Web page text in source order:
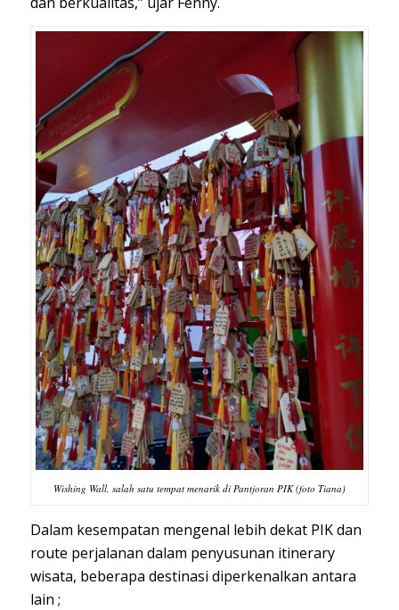
Wishing Wall, salah satu tempat menarik di Pantjoran PIK (foto Tiana)
Dalam kesempatan mengenal lebih dekat PIK dan
route perjalanan dalam penyusunan itinerary
wisata, beberapa destinasi diperkenalkan antara
lain ;